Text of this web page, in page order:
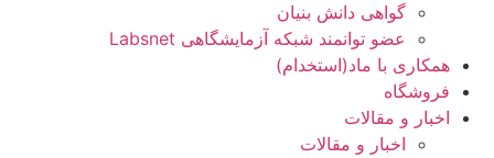
گواهی دانش بنیان
عضو توانمند شبکه آزمایشگاهی Labsnet
همکاری با ماد(استخدام)
فروشگاه
اخبار و مقالات
اخبار و مقالات